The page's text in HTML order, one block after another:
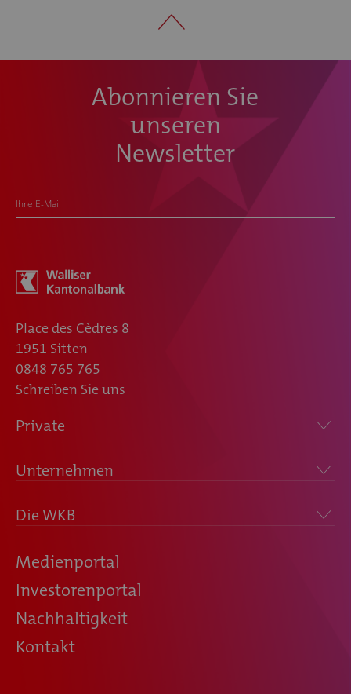
Abonnieren Sie
unseren
Newsletter
Ihre E-Mail
Place des Cèdres 8
1951 Sitten
0848 765 765
Schreiben Sie uns
Private
Unternehmen
Die WKB
Medienportal
Investorenportal
Nachhaltigkeit
Kontakt